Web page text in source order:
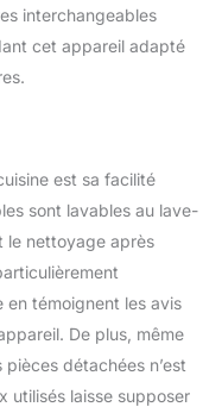
DES
:
de 1200
lors de 1000
broyage de
les pièces
passent au
INCLUT:
cuisine 3-en-1
base 1200W,
pichet 2,1L,
disque à
interchangeables
cet appareil adapté
est sa facilité
sont lavables au lave-
le nettoyage après
en témoignent les avis
De plus, même
détachées n’est
utilisés laisse supposer